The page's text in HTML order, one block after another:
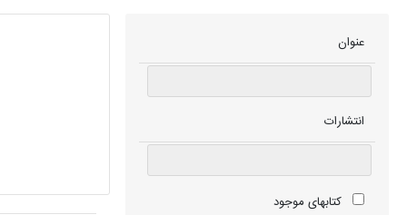
عنوان
انتشارات
کتابهای موجود